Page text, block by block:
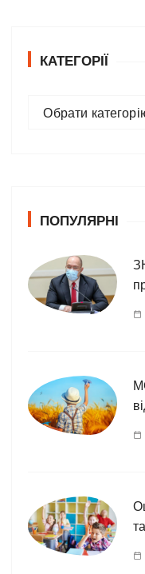
КАТЕГОРІЇ
р
Обрати
ПОПУЛЯРНІ